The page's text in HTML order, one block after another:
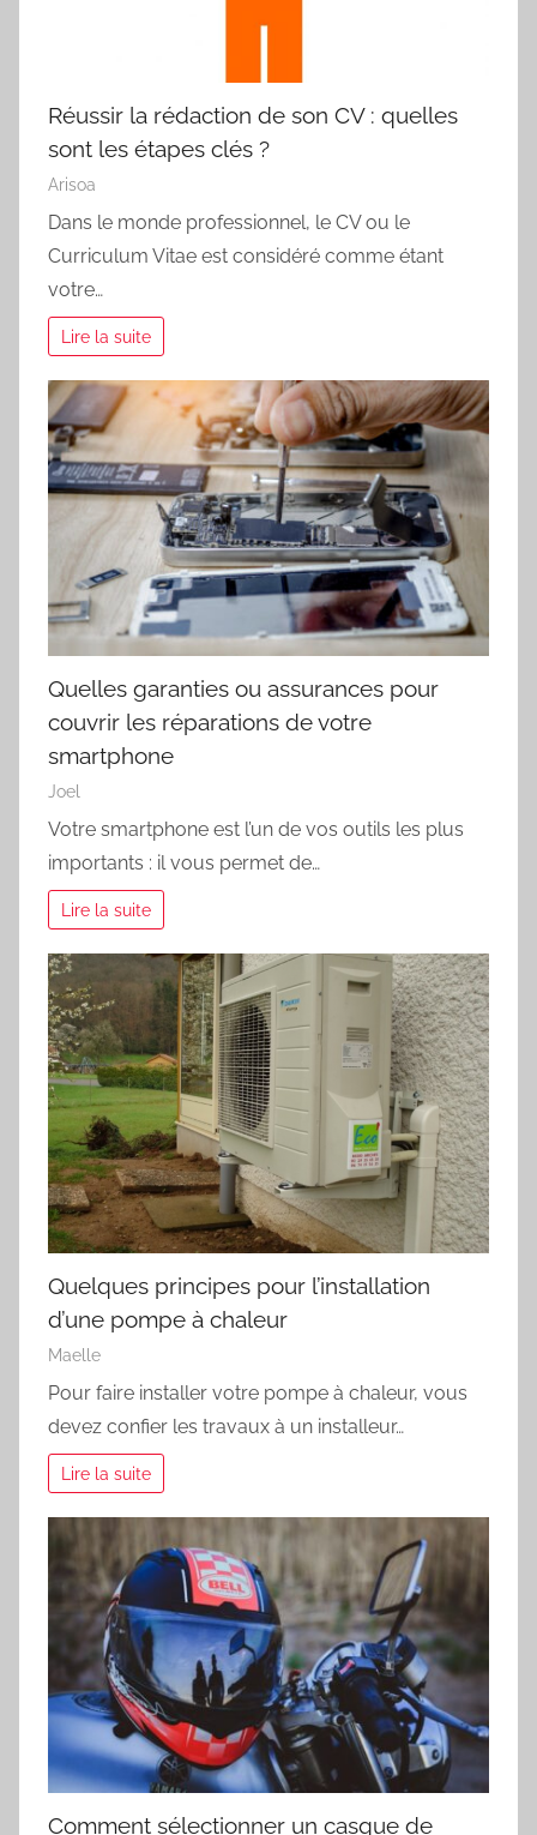
Réussir la rédaction de son CV : quelles
sont les étapes clés ?
Arisoa
Dans le monde professionnel, le CV ou le
Curriculum Vitae est considéré comme étant
votre…
Lire la suite
Quelles garanties ou assurances pour
couvrir les réparations de votre
smartphone
Joel
Votre smartphone est l’un de vos outils les plus
importants : il vous permet de…
Lire la suite
Quelques principes pour l’installation
d’une pompe à chaleur
Maelle
Pour faire installer votre pompe à chaleur, vous
devez confier les travaux à un installeur…
Lire la suite
Comment sélectionner un casque de